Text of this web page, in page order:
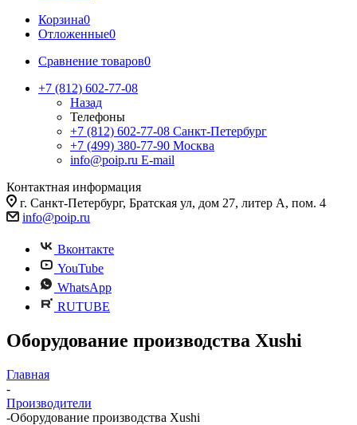
Корзина0
Отложенные0
Сравнение товаров0
+7 (812) 602-77-08
Назад
Телефоны
+7 (812) 602-77-08 Санкт-Петербург
+7 (499) 380-77-90 Москва
info@poip.ru E-mail
Контактная информация
г. Санкт-Петербург, Братская ул, дом 27, литер А, пом. 4
info@poip.ru
Вконтакте
YouTube
WhatsApp
RUTUBE
Оборудование производства Xushi
Главная
-
Производители
-Оборудование производства Xushi